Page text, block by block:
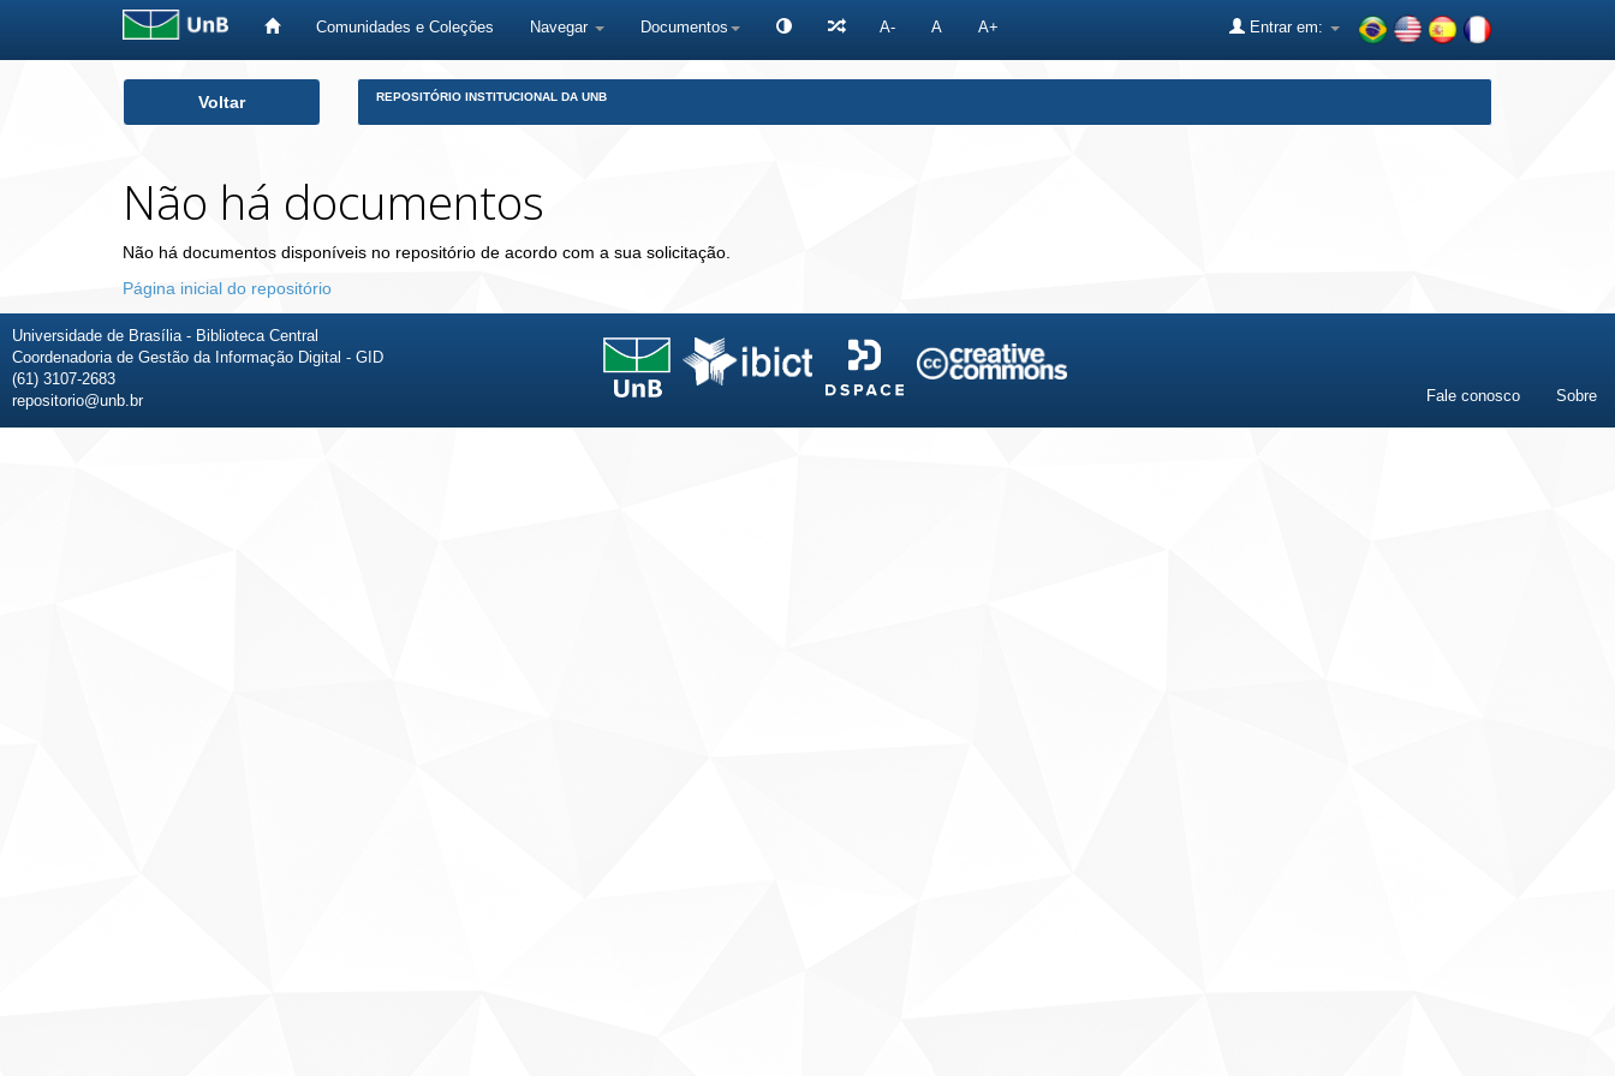
Comunidades e Coleções Navegar Documentos A- A A+ Entrar em:
Voltar REPOSITÓRIO INSTITUCIONAL DA UNB
Não há documentos
Não há documentos disponíveis no repositório de acordo com a sua solicitação.
Página inicial do repositório
Universidade de Brasília - Biblioteca Central
Coordenadoria de Gestão da Informação Digital - GID
(61) 3107-2683
repositorio@unb.br
Fale conosco Sobre